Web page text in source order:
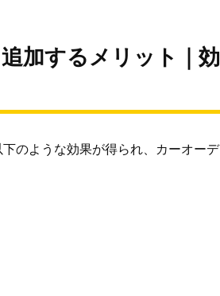
加するメリット｜効
のような効果が得られ、カーオーデ